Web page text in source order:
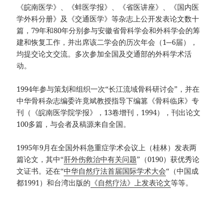
《皖南医学》、《蚌医学报》、《省医讲座》、《国内医
学外科分册》及《交通医学》等杂志上公开发表论文数十
篇，79年和80年分别参与安徽省骨科学会和外科学会的筹
建和恢复工作，并出席该二学会的历次年会（1─6届），
均提交论文交流。多次参加全国及交通部的外科学术活
动。
1994年参与策划和组织一次“长江流域骨科研讨会”，并在
中华骨科杂志编委许竟斌教授指导下编篡《骨科临床》专
刊（《皖南医学院学报》，13卷增刊，1994），刊出论文
100多篇，与会者及稿源来自全国。
1995年9月在全国外科急重症学术会议上（桂林）发表两
篇论文，其中“肝外伤救治中有关问题”（0190）获优秀论
文证书。还在“中华自然疗法首届国际学术大会“（中国成
都1991）和台湾出版的 《自然疗法》上发表论文等等。